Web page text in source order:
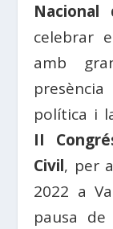
celebrar
amb
política i
II
Civil, per
2022 a
pausa